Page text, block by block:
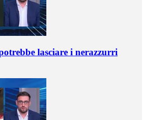
lasciare i nerazzurri